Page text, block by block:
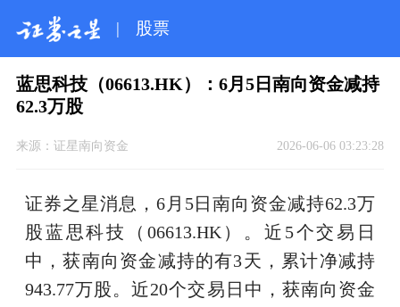
| 股票
蓝思科技（06613.HK）：6月5日南向资金减持
62.3万股
来源： 证星南向资金 2026-06-06 03:23:28
证券之星消息，6月5日南向资金减持62.3万
股蓝思科技（06613.HK）。近5个交易日
中，获南向资金减持的有3天，累计净减持
943.77万股。近20个交易日中，获南向资金